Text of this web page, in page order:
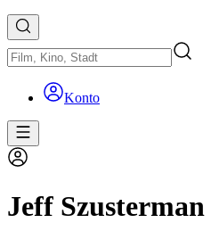
Konto
Jeff Szusterman